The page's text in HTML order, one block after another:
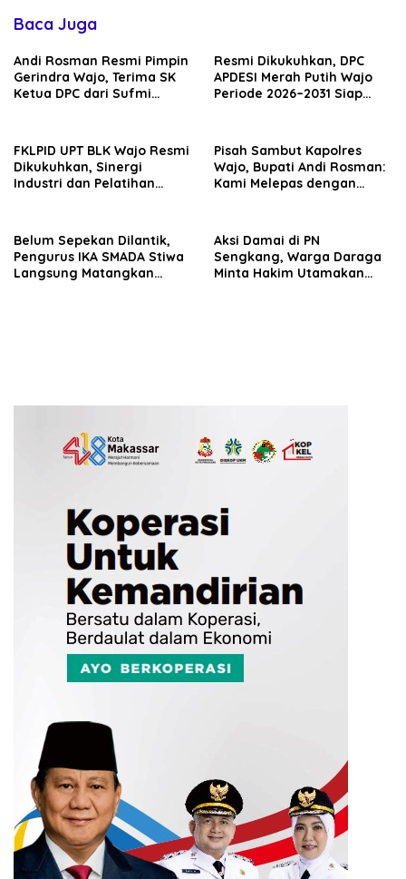
Baca Juga
Andi Rosman Resmi Pimpin
Gerindra Wajo, Terima SK
Ketua DPC dari Sufmi
Resmi Dikukuhkan, DPC
APDESI Merah Putih Wajo
Periode 2026–2031 Siap
Putih
FKLPID UPT BLK Wajo Resmi
Dikukuhkan, Sinergi
Industri dan Pelatihan
Pisah Sambut Kapolres
Wajo, Bupati Andi Rosman:
Kami Melepas dengan
Belum Sepekan Dilantik,
Pengurus IKA SMADA Stiwa
Langsung Matangkan
Aksi Damai di PN
Sengkang, Warga Daraga
Minta Hakim Utamakan